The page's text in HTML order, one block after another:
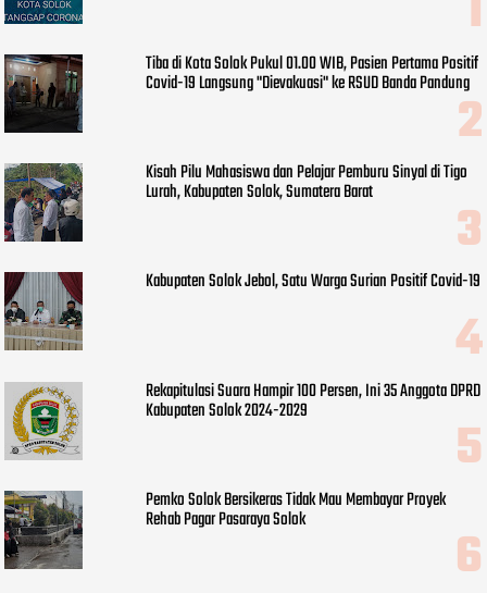
Tiba di Kota Solok Pukul 01.00 WIB, Pasien Pertama Positif
Covid-19 Langsung "Dievakuasi" ke RSUD Banda Pandung
Kisah Pilu Mahasiswa dan Pelajar Pemburu Sinyal di Tigo
Lurah, Kabupaten Solok, Sumatera Barat
Kabupaten Solok Jebol, Satu Warga Surian Positif Covid-19
Rekapitulasi Suara Hampir 100 Persen, Ini 35 Anggota DPRD
Kabupaten Solok 2024-2029
Pemko Solok Bersikeras Tidak Mau Membayar Proyek
Rehab Pagar Pasaraya Solok